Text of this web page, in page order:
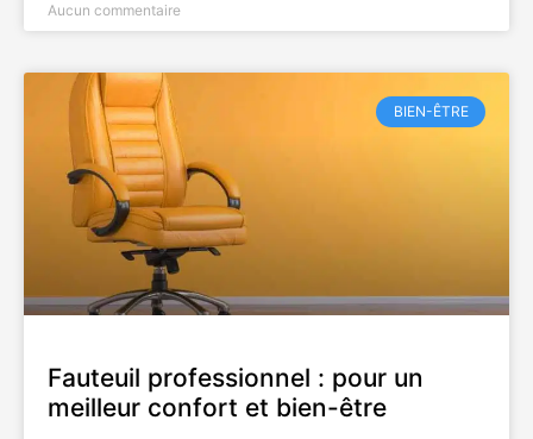
Aucun commentaire
BIEN-ÊTRE
Fauteuil professionnel : pour un
meilleur confort et bien-être